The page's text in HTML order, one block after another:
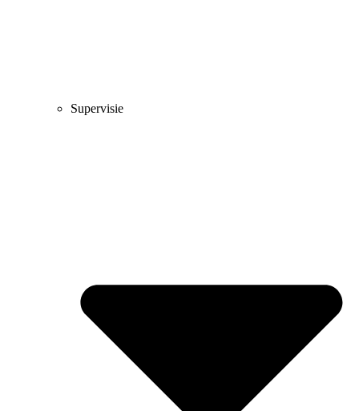
Supervisie